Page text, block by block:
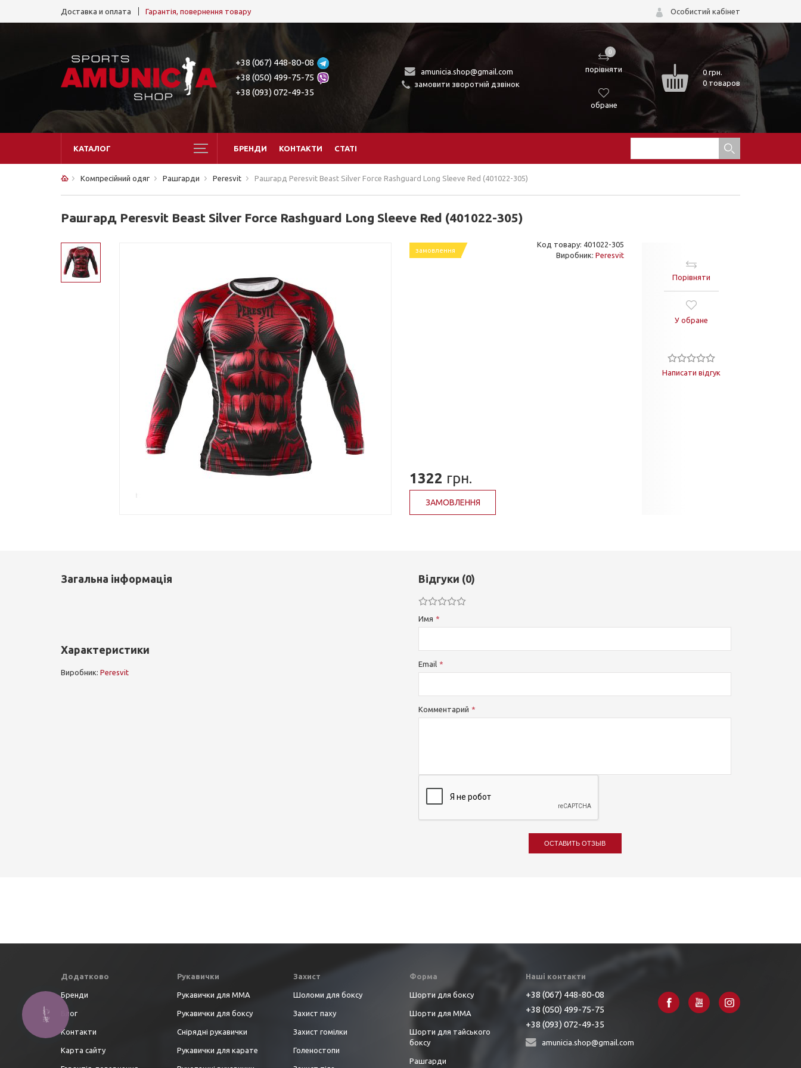
Доставка и оплата Гарантія, повернення товару Особистий кабінет
+38 (067) 448-80-08
+38 (050) 499-75-75
+38 (093) 072-49-35
amunicia.shop@gmail.com
замовити зворотній дзвінок
0
порівняти
обране
0грн.
0 товаров
КАТАЛОГ БРЕНДИ КОНТАКТИ СТАТІ
Компресійний одяг Рашгарди Peresvit Рашгард Peresvit Beast Silver Force Rashguard Long Sleeve Red (401022-305)
Рашгард Peresvit Beast Silver Force Rashguard Long Sleeve Red (401022-305)
замовлення
Код товару: 401022-305
Виробник: Peresvit
1322 грн.
ЗАМОВЛЕННЯ
Порівняти
У обране
Написати відгук
Загальна інформація
Характеристики
Виробник: Peresvit
Відгуки (0)
Имя
Email
Комментарий
ОСТАВИТЬ ОТЗЫВ
Додатково
Бренди
Блог
Контакти
Карта сайту
Рукавички
Рукавички для ММА
Рукавички для боксу
Снірядні рукавички
Рукавички для карате
Захист
Шоломи для боксу
Захист паху
Захист гомілки
Голеностопи
Форма
Шорти для боксу
Шорти для ММА
Шорти для тайського
боксу
Рашгарди
Наші контакти
+38 (067) 448-80-08
+38 (050) 499-75-75
+38 (093) 072-49-35
amunicia.shop@gmail.com